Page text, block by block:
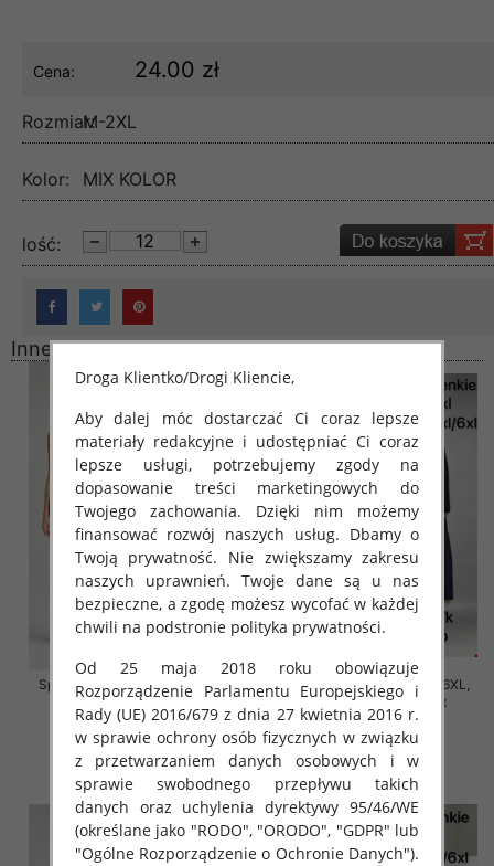
Cena: 24.00 zł
Rozmiar:M-2XL
Kolor: MIX KOLOR
lość:
Inne produkty
Spodnie damskie Roz 2XL-6XL,
Mix Kolor Paczka 12 szt
16.00 zł
szczegóły
Spodnie damskie Roz 2XL-6XL,
Mix Kolor Paczka 12 szt
16.00 zł
szczegóły
Droga Klientko/Drogi Kliencie,
Aby dalej móc dostarczać Ci coraz lepsze
materiały redakcyjne i udostępniać Ci coraz
lepsze usługi, potrzebujemy zgody na
dopasowanie treści marketingowych do
Twojego zachowania. Dzięki nim możemy
finansować rozwój naszych usług. Dbamy o
Twoją prywatność. Nie zwiększamy zakresu
naszych uprawnień. Twoje dane są u nas
bezpieczne, a zgodę możesz wycofać w każdej
chwili na podstronie polityka prywatności.
Od 25 maja 2018 roku obowiązuje
Rozporządzenie Parlamentu Europejskiego i
Rady (UE) 2016/679 z dnia 27 kwietnia 2016 r.
w sprawie ochrony osób fizycznych w związku
z przetwarzaniem danych osobowych i w
sprawie swobodnego przepływu takich
danych oraz uchylenia dyrektywy 95/46/WE
(określane jako "RODO", "ORODO", "GDPR" lub
"Ogólne Rozporządzenie o Ochronie Danych").